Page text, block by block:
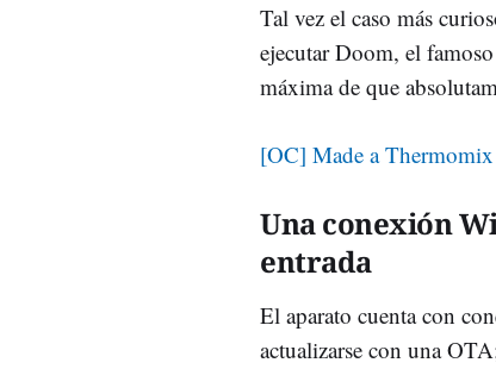
Tal vez el caso más
ejecutar Doom, el
máxima de que
[OC] Made a
Una conexión
entrada
El aparato cuenta con
actualizarse con una